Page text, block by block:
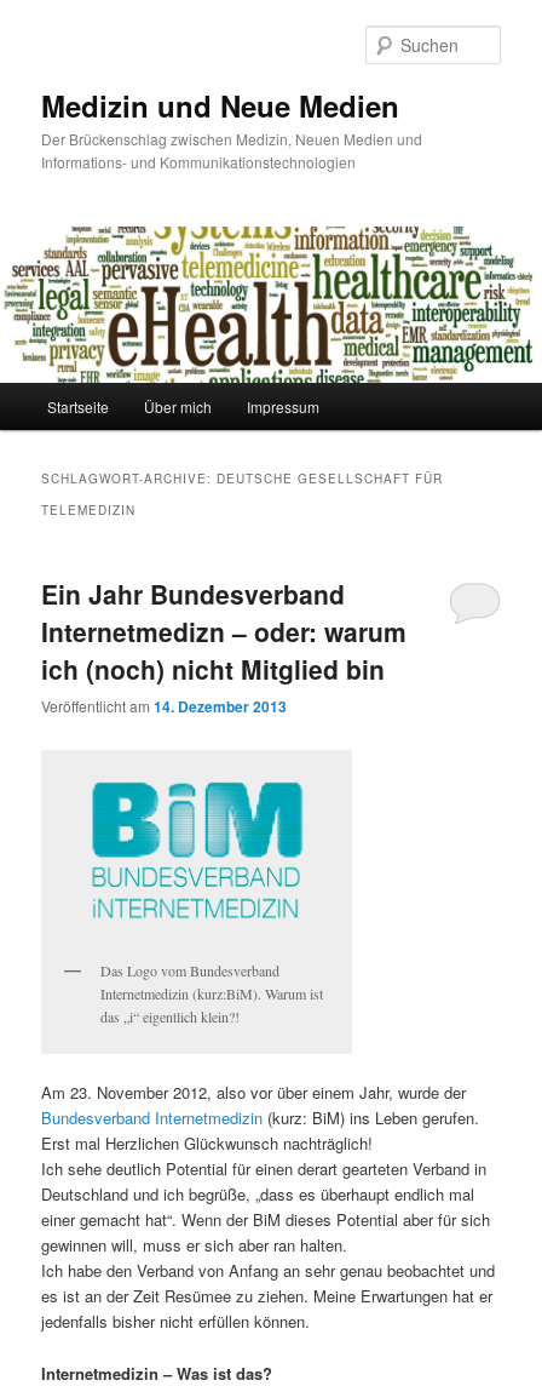
Medizin und Neue Medien
Der Brückenschlag zwischen Medizin, Neuen Medien und
Informations- und Kommunikationstechnologien
Zum
wechseln
Zum
Inhalt
Startseite Über mich Impressum
SCHLAGWORT-ARCHIVE: DEUTSCHE GESELLSCHAFT FÜR
TELEMEDIZIN
Ein Jahr Bundesverband
Internetmedizn – oder: warum
ich (noch) nicht Mitglied bin
Veröffentlicht am14. Dezember 2013
Das Logo vom Bundesverband
Internetmedizin (kurz:BiM). Warum ist
das „i“ eigentlich klein?!
Am 23. November 2012, also vor über einem Jahr, wurde der
Bundesverband Internetmedizin (kurz: BiM) ins Leben gerufen.
Erst mal Herzlichen Glückwunsch nachträglich!
Ich sehe deutlich Potential für einen derart gearteten Verband in
Deutschland und ich begrüße, „dass es überhaupt endlich mal
einer gemacht hat“. Wenn der BiM dieses Potential aber für sich
gewinnen will, muss er sich aber ran halten.
Ich habe den Verband von Anfang an sehr genau beobachtet und
es ist an der Zeit Resümee zu ziehen. Meine Erwartungen hat er
jedenfalls bisher nicht erfüllen können.
Internetmedizin – Was ist das?